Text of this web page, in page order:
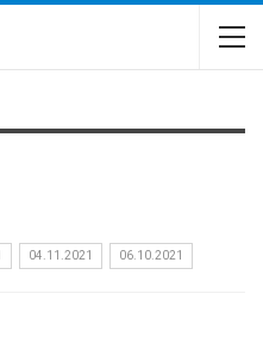
04.11.2021 06.10.2021